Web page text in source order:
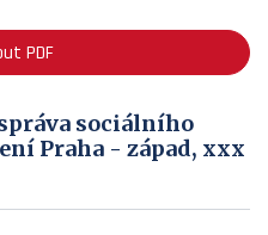
PDF
sociálního
Praha - západ, xxx